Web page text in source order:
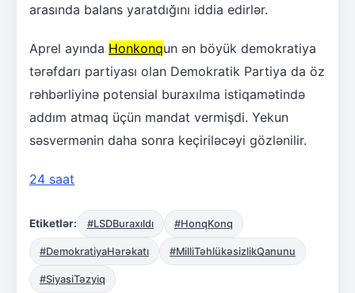
arasında balans yaratdığını iddia edirlər.
Aprel ayında Honkonqun ən böyük demokratiya
tərəfdarı partiyası olan Demokratik Partiya da öz
rəhbərliyinə potensial buraxılma istiqamətində
addım atmaq üçün mandat vermişdi. Yekun
səsvermənin daha sonra keçiriləcəyi gözlənilir.
24 saat
Etiketlər: #LSDBuraxıldı #HonqKonq
#DemokratiyaHərəkatı #MilliTəhlükəsizlikQanunu
#SiyasiTəzyiq